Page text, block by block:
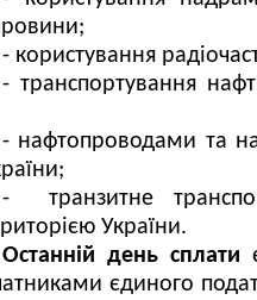
- користування
- транспортування
- нафтопроводами та
- транзитне
України.
Останній день сплати
єдиного